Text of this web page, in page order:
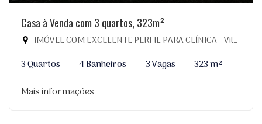
Casa à Venda com 3 quartos, 323m²
IMÓVEL COM EXCELENTE PERFIL PARA CLÍNICA - Vila Planalto, Dourados-MS
3 Quartos
4 Banheiros 3 Vagas
323 m²
Mais informações